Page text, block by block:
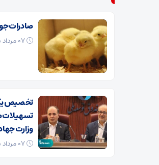
صادرات
تخصیص یک
تسهیلات
وزارت